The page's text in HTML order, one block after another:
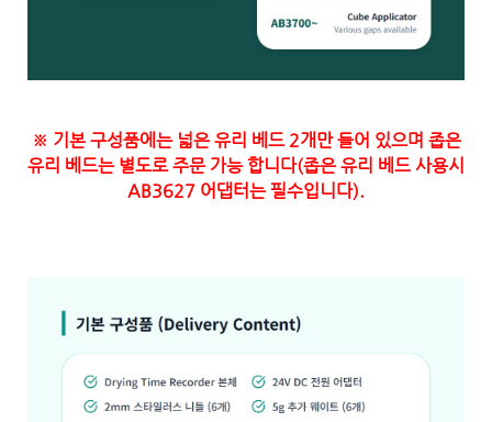
※ 기본 구성품에는 넓은 유리 베드 2개만 들어 있으며 좁은
유리 베드는 별도로 주문 가능 합니다(좁은 유리 베드 사용시
AB3627 어댑터는 필수입니다).